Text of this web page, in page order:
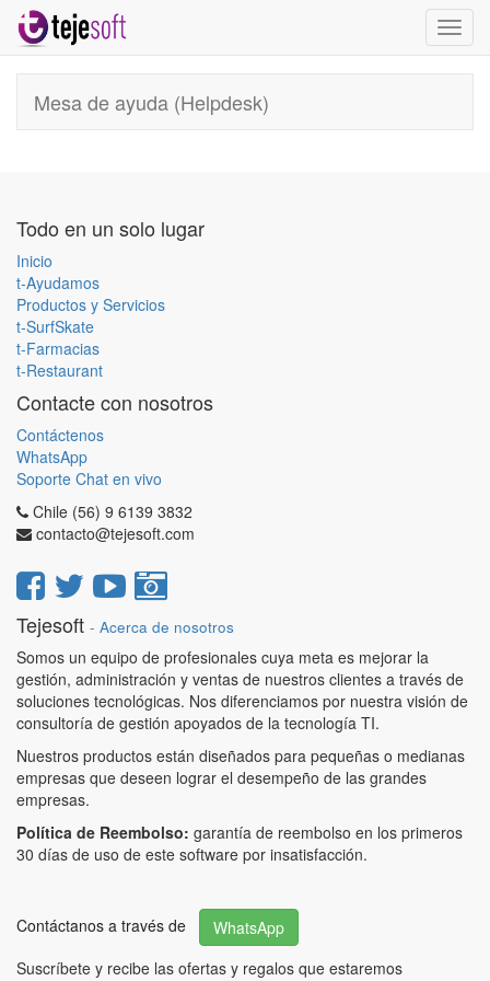
Mesa de ayuda (Helpdesk)
Todo en un solo lugar
Inicio
t-Ayudamos
Productos y Servicios
t-SurfSkate
t-Farmacias
t-Restaurant
Contacte con nosotros
Contáctenos
WhatsApp
Soporte Chat en vivo
Chile (56) 9 6139 3832
contacto@tejesoft.com
Tejesoft - Acerca de nosotros
Somos un equipo de profesionales cuya meta es mejorar la
gestión, administración y ventas de nuestros clientes a través de
soluciones tecnológicas. Nos diferenciamos por nuestra visión de
consultoría de gestión apoyados de la tecnología TI.
Nuestros productos están diseñados para pequeñas o medianas
empresas que deseen lograr el desempeño de las grandes
empresas.
Política de Reembolso: garantía de reembolso en los primeros
30 días de uso de este software por insatisfacción.
Contáctanos a través de
WhatsApp
Suscríbete y recibe las ofertas y regalos que estaremos